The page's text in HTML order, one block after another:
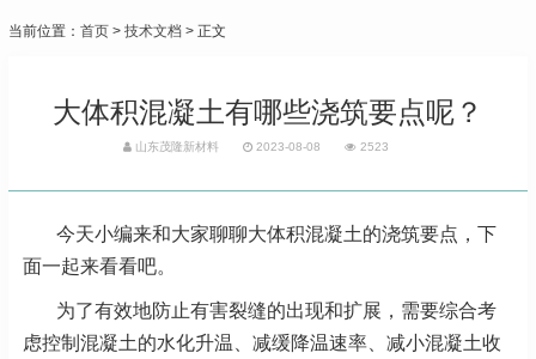
当前位置： 首页 > 技术文档 > 正文
大体积混凝土有哪些浇筑要点呢？
山东茂隆新材料 2023-08-08 2523
今天小编来和大家聊聊大体积混凝土的浇筑要点，下
面一起来看看吧。
为了有效地防止有害裂缝的出现和扩展，需要综合考
虑控制混凝土的水化升温、减缓降温速率、减小混凝土收